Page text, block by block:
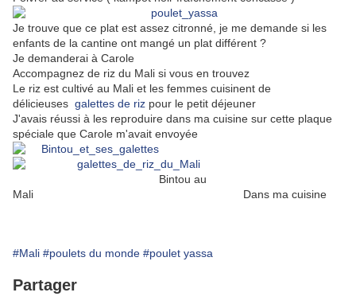
Je trouve que ce plat est assez citronné, je me demande si les
enfants de la cantine ont mangé un plat différent ?
Je demanderai à Carole
Accompagnez de riz du Mali si vous en trouvez
Le riz est cultivé au Mali et les femmes cuisinent de
délicieuses galettes de riz pour le petit déjeuner
J'avais réussi à les reproduire dans ma cuisine sur cette plaque
spéciale que Carole m'avait envoyée
Bintou au
Mali Dans ma cuisine
#Mali #poulets du monde #poulet yassa
Partager